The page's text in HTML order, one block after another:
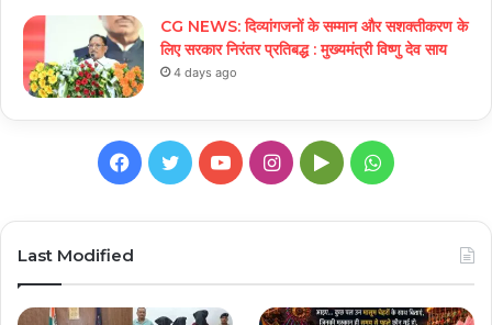
CG NEWS: दिव्यांगजनों के सम्मान और सशक्तीकरण के
लिए सरकार निरंतर प्रतिबद्ध : मुख्यमंत्री विष्णु देव साय
4 days ago
Facebook
TwitterYouTubeInstagram
GoogleWhatsApp
Last Modified